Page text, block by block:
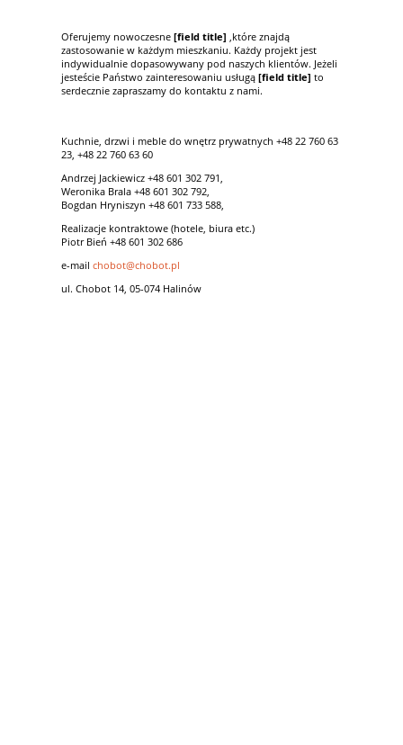
Oferujemy nowoczesne [field title] ,które znajdą
zastosowanie w każdym mieszkaniu. Każdy projekt jest
indywidualnie dopasowywany pod naszych klientów. Jeżeli
jesteście Państwo zainteresowaniu usługą [field title] to
serdecznie zapraszamy do kontaktu z nami.
Kuchnie, drzwi i meble do wnętrz prywatnych +48 22 760 63
23, +48 22 760 63 60
Andrzej Jackiewicz +48 601 302 791,
Weronika Brala +48 601 302 792,
Bogdan Hryniszyn +48 601 733 588,
Realizacje kontraktowe (hotele, biura etc.)
Piotr Bień +48 601 302 686
e-mail chobot@chobot.pl
ul. Chobot 14, 05-074 Halinów